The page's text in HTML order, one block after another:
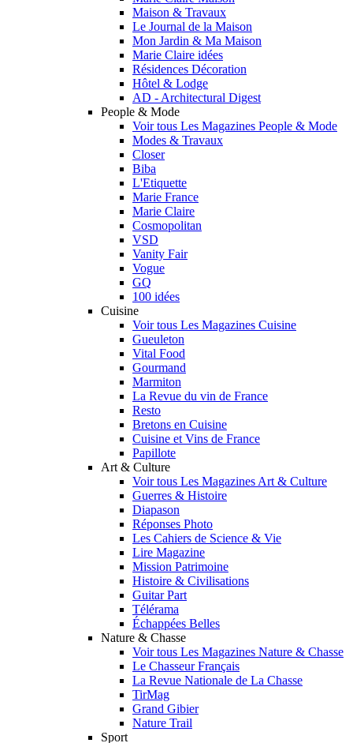
Maison & Travaux
Le Journal de la Maison
Mon Jardin & Ma Maison
Marie Claire idées
Résidences Décoration
Hôtel & Lodge
AD - Architectural Digest
People & Mode
Voir tous Les Magazines People & Mode
Modes & Travaux
Closer
Biba
L'Etiquette
Marie France
Marie Claire
Cosmopolitan
VSD
Vanity Fair
Vogue
GQ
100 idées
Cuisine
Voir tous Les Magazines Cuisine
Gueuleton
Vital Food
Gourmand
Marmiton
La Revue du vin de France
Resto
Bretons en Cuisine
Cuisine et Vins de France
Papillote
Art & Culture
Voir tous Les Magazines Art & Culture
Guerres & Histoire
Diapason
Réponses Photo
Les Cahiers de Science & Vie
Lire Magazine
Mission Patrimoine
Histoire & Civilisations
Guitar Part
Télérama
Échappées Belles
Nature & Chasse
Voir tous Les Magazines Nature & Chasse
Le Chasseur Français
La Revue Nationale de La Chasse
TirMag
Grand Gibier
Nature Trail
Sport